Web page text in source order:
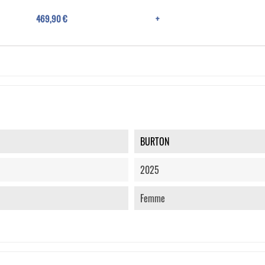
469,90 € +
BURTON
2025
Femme